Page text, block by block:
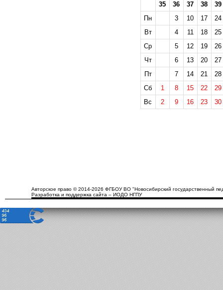
35 36 37 38
39
Пн
3 10 17
24
Вт
4 11 18
25
Ср
5 12 19
26
Чт
6 13 20
27
Пт
7 14 21
28
Сб
1 8 15 22
29
Вс
2 9 16 23 30
Авторское право © 2014-2026 ФГБОУ ВО "Новосибирский государственный
Разработка и поддержка сайта – ИОДО НГПУ